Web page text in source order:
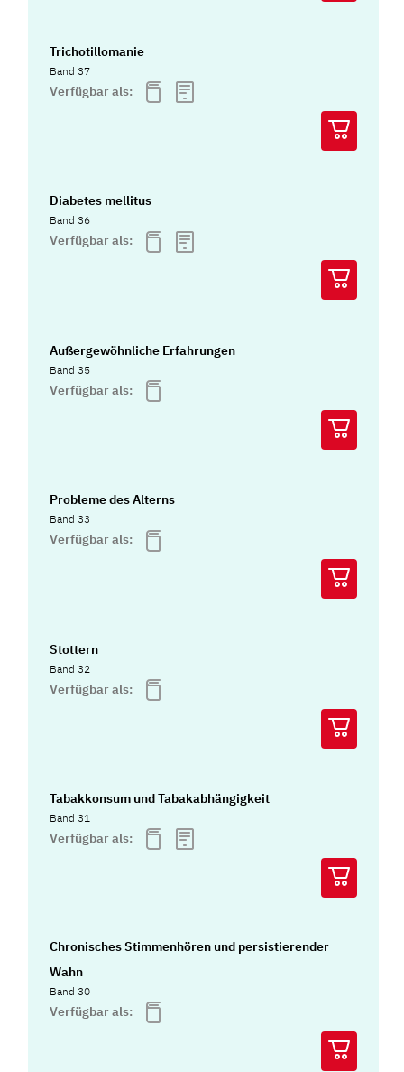
Trichotillomanie
Band 37
Verfügbar als:
Diabetes mellitus
Band 36
Verfügbar als:
Außergewöhnliche Erfahrungen
Band 35
Verfügbar als:
Probleme des Alterns
Band 33
Verfügbar als:
Stottern
Band 32
Verfügbar als:
Tabakkonsum und Tabakabhängigkeit
Band 31
Verfügbar als:
Chronisches Stimmenhören und persistierender
Wahn
Band 30
Verfügbar als: